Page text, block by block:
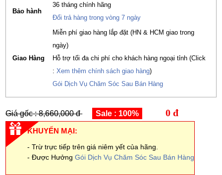
Bảo hành
36 tháng chính hãng
Đổi trả hàng trong vòng 7 ngày
Giao Hàng
Miễn phí giao hàng lắp đặt (HN & HCM giao trong
ngày)
Hỗ trợ tối đa chi phí cho khách hàng ngoại tỉnh (Click
: Xem thêm chính sách giao hàng)
Gói Dịch Vụ Chăm Sóc Sau Bán Hàng
Giá gốc : 8,660,000 đ Sale : 100% 0 đ
KHUYẾN MẠI:
- Trừ trực tiếp trên giá niêm yết của hãng.
- Được Hưởng Gói Dịch Vụ Chăm Sóc Sau Bán Hàng